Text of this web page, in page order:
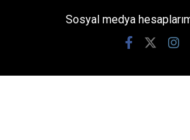
Sosyal medya